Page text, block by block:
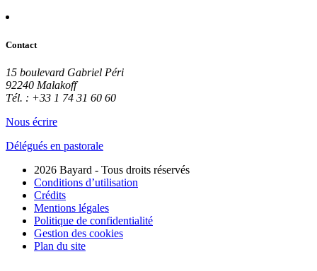
Contact
15 boulevard Gabriel Péri
92240 Malakoff
Tél. : +33 1 74 31 60 60
Nous écrire
Délégués en pastorale
2026 Bayard - Tous droits réservés
Conditions d’utilisation
Crédits
Mentions légales
Politique de confidentialité
Gestion des cookies
Plan du site